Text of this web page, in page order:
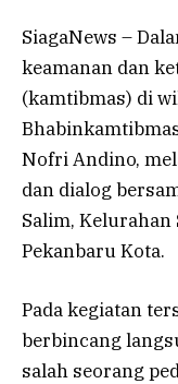
SiagaNews –
keamanan dan
(kamtibmas) di
Nofri Andino,
dan dialog
Salim, Kelurahan
Pekanbaru Kota.
Pada kegiatan
berbincang
salah seorang